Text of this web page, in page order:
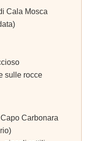
Cala Mosca
sulle rocce
Carbonara